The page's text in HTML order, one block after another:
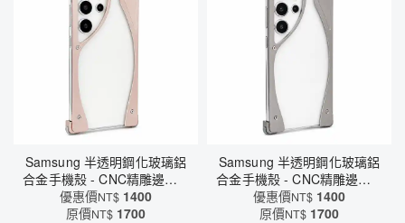
Samsung 半透明鋼化玻璃鋁
合金手機殼 - CNC精雕邊框 ×
四角防撞 × 極簡金屬質感設
計（6619）
優惠價NT$ 1400
原價NT$ 1700
Samsung 半透明鋼化玻璃鋁
合金手機殼 - CNC精雕邊框 ×
四角防撞 × 極簡金屬質感設
計（6619）
優惠價NT$ 1400
原價NT$ 1700